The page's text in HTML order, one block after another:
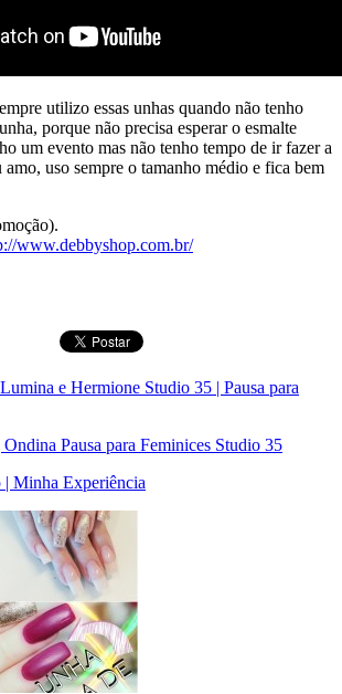
utilizo essas unhas quando não tenho
porque não precisa esperar o esmalte
um evento mas não tenho tempo de ir fazer a
uso sempre o tamanho médio e fica bem
www.debbyshop.com.br/
e Hermione Studio 35 | Pausa para
Ondina Pausa para Feminices Studio 35
Minha Experiência